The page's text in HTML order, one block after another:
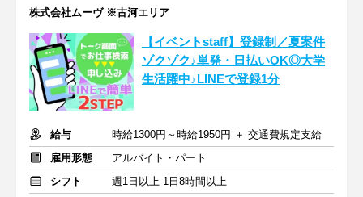
株式会社ムーヴ ※古河エリア
【イベントstaff】登録制／夏案件
ゾクゾク♪単発・日払いOK◎大学
生活躍中♪LINEで登録1分
給与
時給1300円～時給1950円 ＋ 交通費規定支給
雇用形態
アルバイト・パート
シフト
週1日以上 1日8時間以上